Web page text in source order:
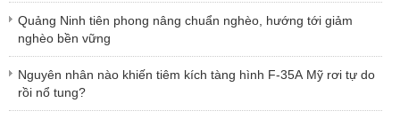
Quảng Ninh tiên phong nâng chuẩn nghèo, hướng tới giảm
nghèo bền vững
Nguyên nhân nào khiến tiêm kích tàng hình F-35A Mỹ rơi tự do
rồi nổ tung?